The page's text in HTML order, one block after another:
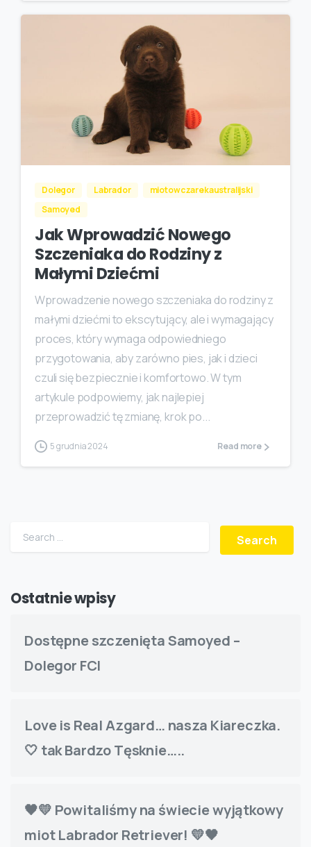
Dolegor Labrador
miotowczarekaustralijski
Samoyed
Jak Wprowadzić Nowego
Szczeniaka do Rodziny z
Małymi Dziećmi
Wprowadzenie nowego szczeniaka do rodziny z
małymi dziećmi to ekscytujący, ale i wymagający
proces, który wymaga odpowiedniego
przygotowania, aby zarówno pies, jak i dzieci
czuli się bezpiecznie i komfortowo. W tym
artykule podpowiemy, jak najlepiej
przeprowadzić tę zmianę, krok po...
5 grudnia 2024 Read more
Search for:
Ostatnie wpisy
Dostępne szczenięta Samoyed –
Dolegor FCI
Love is Real Azgard… nasza Kiareczka.
🤍 tak Bardzo Tęsknie…..
🖤💛 Powitaliśmy na świecie wyjątkowy
miot Labrador Retriever! 💛🖤